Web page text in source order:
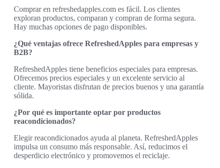
Comprar en refreshedapples.com es fácil. Los clientes
exploran productos, comparan y compran de forma segura.
Hay muchas opciones de pago disponibles.
¿Qué ventajas ofrece RefreshedApples para empresas y
B2B?
RefreshedApples tiene beneficios especiales para empresas.
Ofrecemos precios especiales y un excelente servicio al
cliente. Mayoristas disfrutan de precios buenos y una garantía
sólida.
¿Por qué es importante optar por productos
reacondicionados?
Elegir reacondicionados ayuda al planeta. RefreshedApples
impulsa un consumo más responsable. Así, reducimos el
desperdicio electrónico y promovemos el reciclaje.